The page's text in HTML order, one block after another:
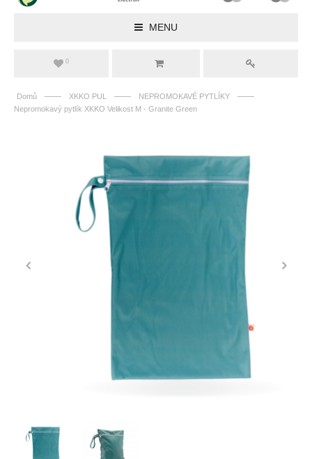
MENU
0
Domů —— XKKO PUL —— NEPROMOKAVÉ PYTLÍKY ——
Nepromokavý pytlík XKKO Velikost M - Granite Green